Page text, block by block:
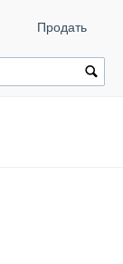
Продать